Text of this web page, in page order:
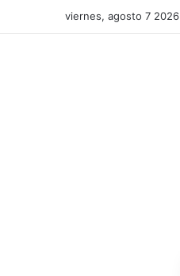
viernes, agosto 7 2026